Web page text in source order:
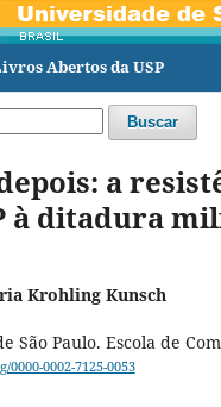
Abertos da USP
Buscar
a
à ditadura
Krohling Kunsch
São Paulo. Escola de
0002-7125-0053